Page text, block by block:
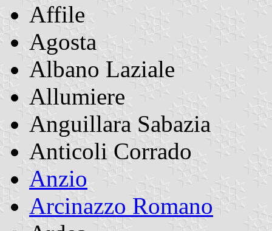
Affile
Agosta
Albano Laziale
Allumiere
Anguillara Sabazia
Anticoli Corrado
Anzio
Arcinazzo Romano